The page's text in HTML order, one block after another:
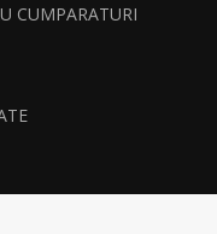
CUMPARATURI